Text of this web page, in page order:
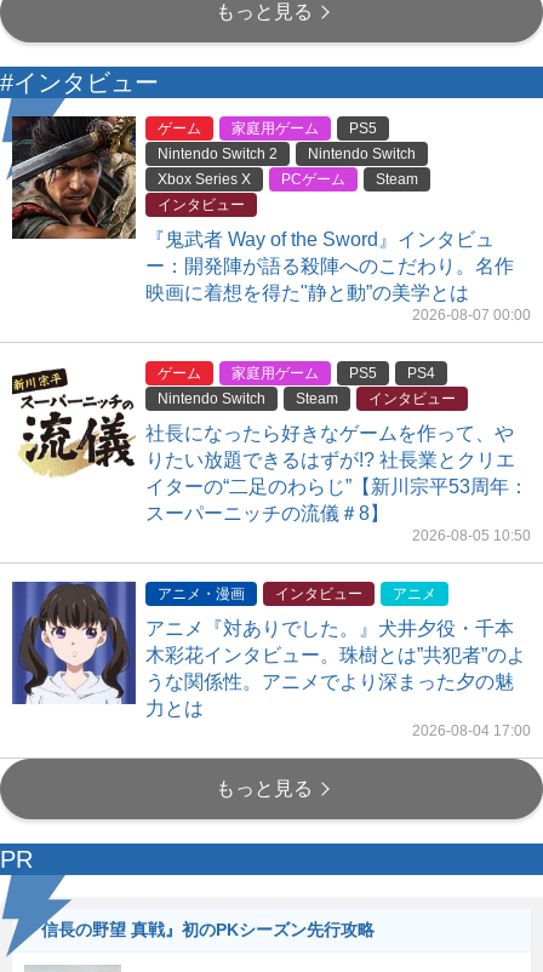
もっと見る
#インタビュー
ゲーム 家庭用ゲーム
PS5
Nintendo Switch 2
Nintendo Switch
Xbox Series X
PCゲーム
Steam
インタビュー
『鬼武者 Way of the Sword』インタビュ
ー：開発陣が語る殺陣へのこだわり。名作
映画に着想を得た"静と動”の美学とは
2026-08-07 00:00
ゲーム 家庭用ゲーム PS5
PS4
Nintendo Switch
Steam インタビュー
社長になったら好きなゲームを作って、や
りたい放題できるはずが!? 社長業とクリエ
イターの“二足のわらじ”【新川宗平53周年：
スーパーニッチの流儀＃8】
2026-08-05 10:50
アニメ・漫画 インタビュー アニメ
アニメ『対ありでした。』犬井夕役・千本
木彩花インタビュー。珠樹とは”共犯者”のよ
うな関係性。アニメでより深まった夕の魅
力とは
2026-08-04 17:00
もっと見る
PR
『信長の野望 真戦』初のPKシーズン先行攻略